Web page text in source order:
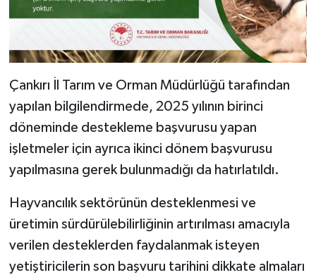
Çankırı İl Tarım ve Orman Müdürlüğü tarafından
yapılan bilgilendirmede, 2025 yılının birinci
döneminde destekleme başvurusu yapan
işletmeler için ayrıca ikinci dönem başvurusu
yapılmasına gerek bulunmadığı da hatırlatıldı.
Hayvancılık sektörünün desteklenmesi ve
üretimin sürdürülebilirliğinin artırılması amacıyla
verilen desteklerden faydalanmak isteyen
yetiştiricilerin son başvuru tarihini dikkate almaları